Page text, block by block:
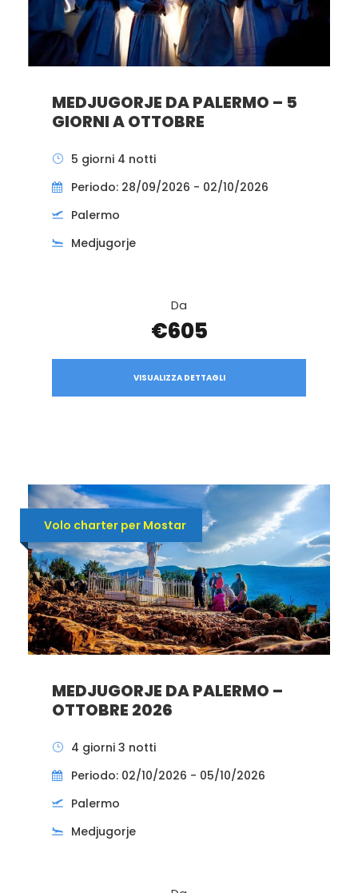
MEDJUGORJE DA PALERMO – 5
GIORNI A OTTOBRE
5 giorni 4 notti
Periodo: 28/09/2026 - 02/10/2026
Palermo
Medjugorje
Da
€605
VISUALIZZA DETTAGLI
Volo charter per Mostar
MEDJUGORJE DA PALERMO –
OTTOBRE 2026
4 giorni 3 notti
Periodo: 02/10/2026 - 05/10/2026
Palermo
Medjugorje